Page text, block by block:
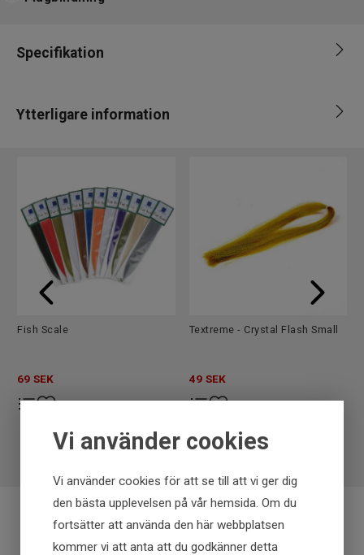
Vi använder cookies
Vi använder cookies för att se till att vi ger dig
den bästa upplevelsen på vår hemsida. Om du
fortsätter att använda den här webbplatsen
kommer vi att anta att du godkänner detta
Specifikation
Ytterligare information
Textreme
EAN
8053017453361
Fish Scale
69 SEK
Textreme - Crystal Flash Small
49 SEK
Fraktfritt över 699 kr